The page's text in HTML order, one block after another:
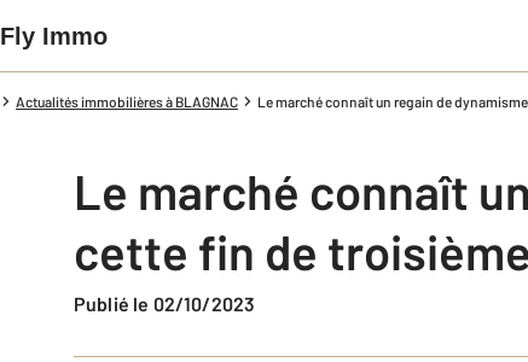
Fly Immo
Actualités immobilières à BLAGNAC Le marché connaît un regain de
Le marché connaît
cette fin de
Publié le 02/10/2023